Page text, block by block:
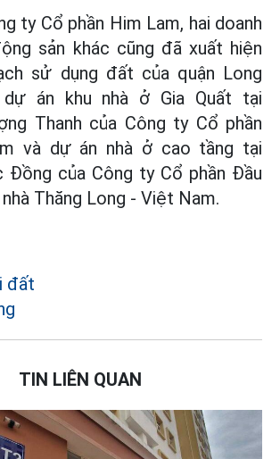
ty Cổ phần Him Lam, hai doanh
sản khác cũng đã xuất hiện
sử dụng đất của quận Long
án khu nhà ở Gia Quất tại
Thanh của Công ty Cổ phần
và dự án nhà ở cao tầng tại
Đồng của Công ty Cổ phần Đầu
Thăng Long - Việt Nam.
đất
TIN LIÊN QUAN